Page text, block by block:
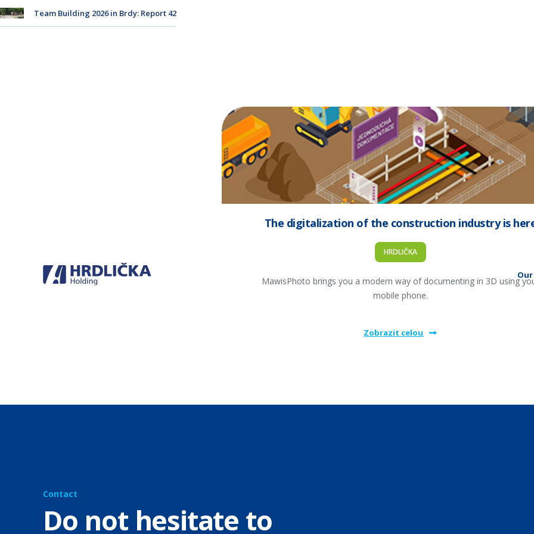
Team Building 2026 in Brdy: Report 42
The digitalization of the construction industry is
HRDLIČKA
MawisPhoto brings you a modern way of documenting in 3D using
mobile phone.
Zobrazit celou
Contact
Do not hesitate to